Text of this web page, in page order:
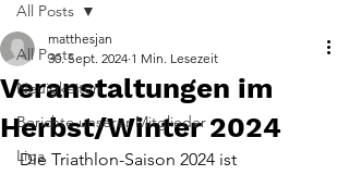
All Posts
Neuigkeiten
Berichte unserer Mitglieder
Liga
All Posts
Veranstaltungen im
Herbst/Winter 2024
matthesjan
30. Sept. 2024 1 Min. Lesezeit
Die Triathlon-Saison 2024 ist